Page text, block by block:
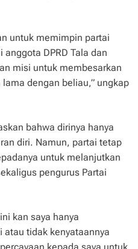
untuk memimpin partai
DPRD Tala dan
misi untuk membesarkan
dengan beliau,” ungkap
bahwa dirinya hanya
diri. Namun, partai tetap
untuk melanjutkan
pengurus Partai
kan saya hanya
tidak kenyataannya